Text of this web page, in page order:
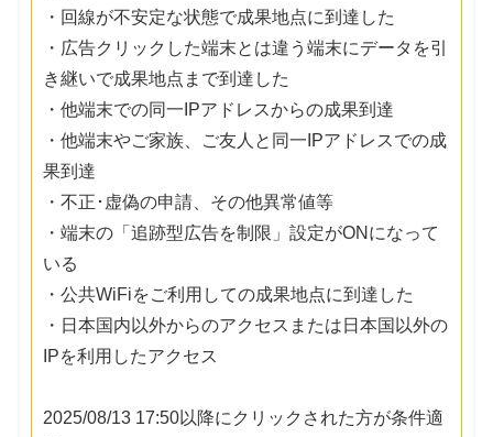
・回線が不安定な状態で成果地点に到達した
・広告クリックした端末とは違う端末にデータを引
き継いで成果地点まで到達した
・他端末での同一IPアドレスからの成果到達
・他端末やご家族、ご友人と同一IPアドレスでの成
果到達
・不正･虚偽の申請、その他異常値等
・端末の「追跡型広告を制限」設定がONになって
いる
・公共WiFiをご利用しての成果地点に到達した
・日本国内以外からのアクセスまたは日本国以外の
IPを利用したアクセス
2025/08/13 17:50以降にクリックされた方が条件適